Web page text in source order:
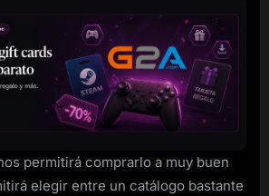
permitirá comprarlo a muy buen
elegir entre un catálogo bastante